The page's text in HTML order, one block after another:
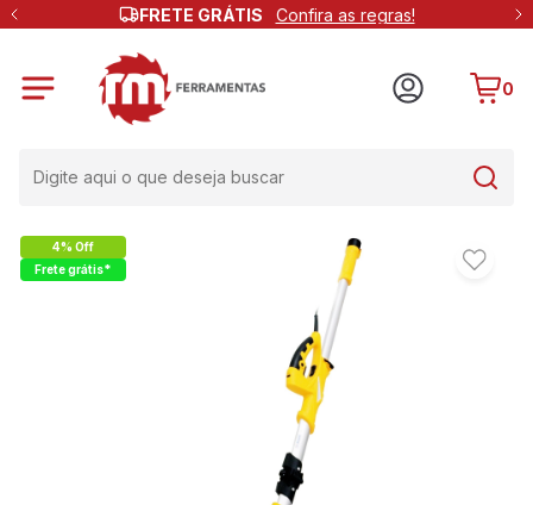
FRETE GRÁTIS Confira as regras!
0
4% Off
Frete grátis*